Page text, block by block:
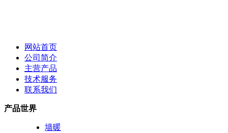
网站首页
公司简介
主营产品
技术服务
联系我们
产品世界
墙暖